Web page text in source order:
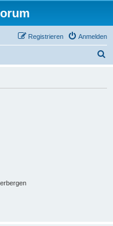
Anmelden
Registrieren